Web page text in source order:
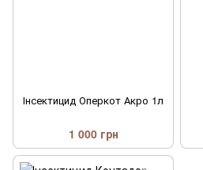
Інсектицид Оперкот Акро 1л
1 000 грн